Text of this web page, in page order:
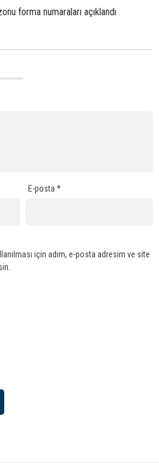
forma numaraları açıklandı
E-posta*
için adım, e-posta adresim ve site